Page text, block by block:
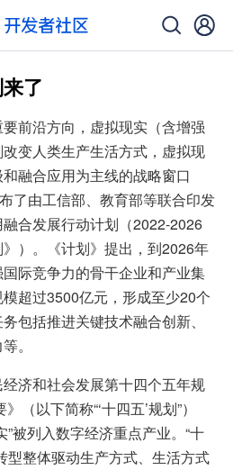
了
前沿方向，虚拟现实（含增强
变人类生产生活方式，虚拟现
融合应用为主线的战略窗口
了由工信部、教育部等联合印发
合发展行动计划（2022-2026
）。《计划》提出，到2026年
际竞争力的骨干企业和产业集
超过3500亿元，形成至少20个
包括推进关键技术融合创新、
。
济和社会发展第十四个五年规
（以下简称“‘十四五’规划”）
”被列入数字经济重点产业。“十
型整体驱动生产方式、生活方式